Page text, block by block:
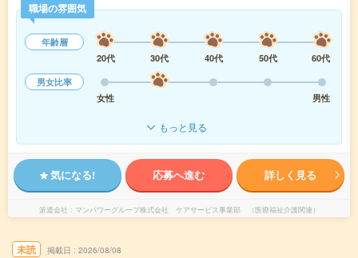
職場の雰囲気
年齢層
20代
30代 40代 50代
60代
男女比率
女性
男性
もっと見る
気になる! 応募へ進む 詳しく見る
派遣会社 マンパワーグループ株式会社 ケアサービス事業部 （医療福祉介護関連）
未読 掲載日 2026/08/08